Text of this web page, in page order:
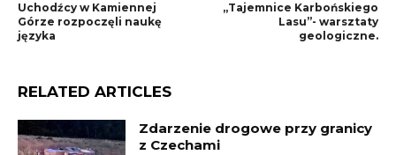
Uchodźcy w Kamiennej
Górze rozpoczęli naukę
języka
„Tajemnice Karbońskiego
Lasu”- warsztaty
geologiczne.
RELATED ARTICLES
Zdarzenie drogowe przy granicy
z Czechami